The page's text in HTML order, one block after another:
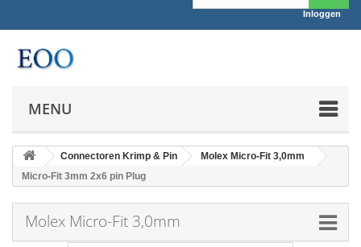
Inloggen
MENU
Connectoren Krimp & Pin
Molex Micro-Fit 3,0mm
Micro-Fit 3mm 2x6 pin Plug
Molex Micro-Fit 3,0mm